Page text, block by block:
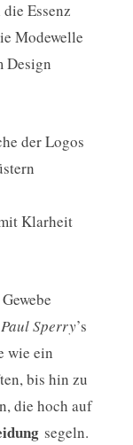
Essenz
Modewelle
Design
der Logos
Klarheit
Paul Sperry’s
wie ein
bis hin zu
die hoch auf
segeln.